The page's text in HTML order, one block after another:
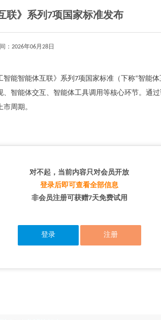
联》系列7项国家标准发布
：2026年06月28日
能智能体互联》系列7项国家标准（下称“智能
智能体交互、智能体工具调用等核心环节。通
周期。
对不起，当前内容只对会员开放
登录后即可查看全部信息
非会员注册可获赠7天免费试用
登录 注册